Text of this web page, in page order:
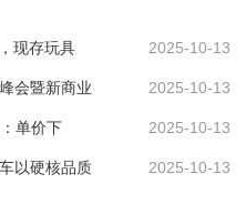
现存玩具 2025-10-13
会暨新商业 2025-10-13
单价下 2025-10-13
以硬核品质 2025-10-13